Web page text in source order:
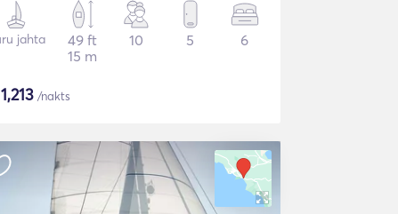
jahta
49 ft
15 m
10 5 6
1,213 /nakts